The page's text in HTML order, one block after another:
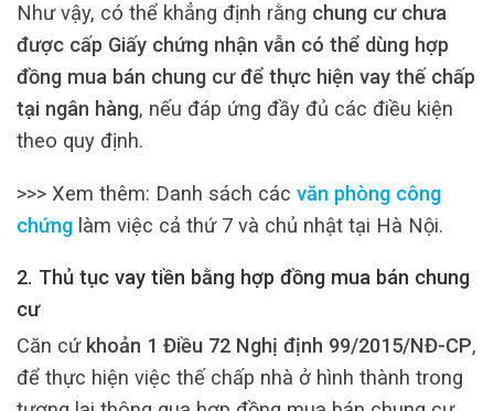
Như vậy, có thể khẳng định rằng chung cư chưa
được cấp Giấy chứng nhận vẫn có thể dùng hợp
đồng mua bán chung cư để thực hiện vay thế chấp
tại ngân hàng, nếu đáp ứng đầy đủ các điều kiện
theo quy định.
>>> Xem thêm: Danh sách các văn phòng công
chứng làm việc cả thứ 7 và chủ nhật tại Hà Nội.
2. Thủ tục vay tiền bằng hợp đồng mua bán chung
cư
Căn cứ khoản 1 Điều 72 Nghị định 99/2015/NĐ-CP,
để thực hiện việc thế chấp nhà ở hình thành trong